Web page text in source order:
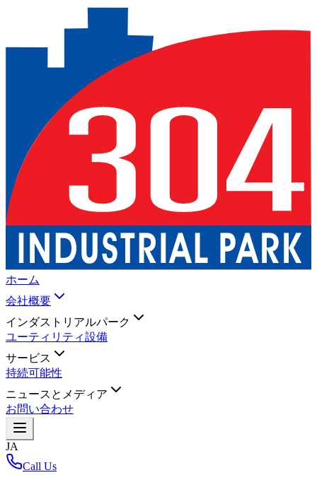
ホーム
会社概要
インダストリアルパーク
ユーティリティ設備
サービス
持続可能性
ニュースとメディア
お問い合わせ
JA
Call Us